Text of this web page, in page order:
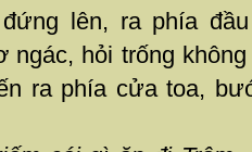
lên, ra phía
ngác, hỏi trống
ra phía cửa toa,